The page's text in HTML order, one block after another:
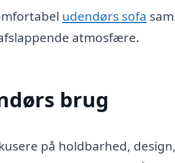
udendørs sofa
atmosfære.
brug
på holdbarhed, design,